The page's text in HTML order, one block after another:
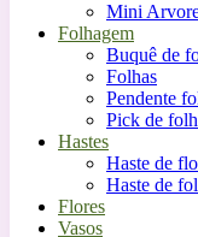
Mini
Folhagem
Buquê de
Folhas
Pendente
Pick de
Hastes
Haste de
Haste de
Flores
Vasos